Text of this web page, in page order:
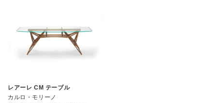
レアーレ CM テーブル
カルロ・モリーノ